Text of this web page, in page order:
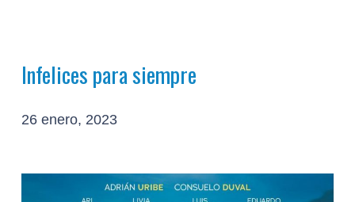
Infelices para siempre
26 enero, 2023